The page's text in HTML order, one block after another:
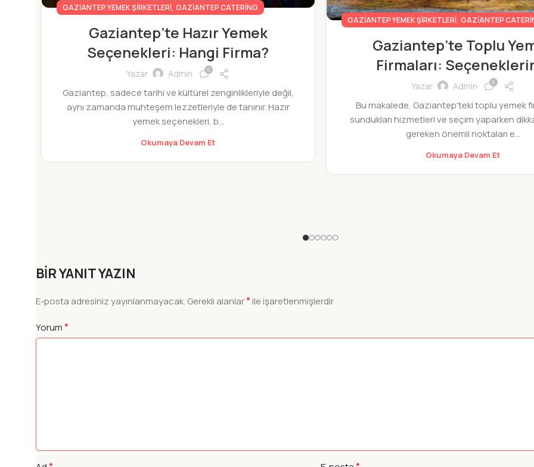
GAZIANTEP YEMEK ŞIRKETLERI, GAZIANTEP CATERING
Gaziantep’te Hazır Yemek
Seçenekleri: Hangi Firma?
Yazar Admin 0
Gaziantep, sadece tarihi ve kültürel zenginlikleriyle değil,
aynı zamanda muhteşem lezzetleriyle de tanınır. Hazır
yemek seçenekleri, b...
Okumaya Devam Et
GAZIANTEP YEMEK ŞIRKETLERI, GAZIANTEP
Gaziantep’te Toplu
Firmaları:
Yazar Admin 0
Bu makalede, Gaziantep'teki toplu yemek
sundukları hizmetleri ve seçim yaparken
gereken önemli noktaları e...
Okumaya Devam Et
BIR YANIT YAZIN
E-posta adresiniz yayınlanmayacak. Gerekli alanlar*ile işaretlenmişlerdir
Yorum*